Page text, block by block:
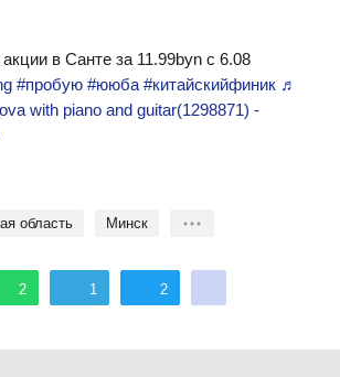
акции в Санте за 11.99byn с 6.08
#пробую #ююба #китайскийфиник ♬
with piano and guitar(1298871) -
область Минск
2 1 2